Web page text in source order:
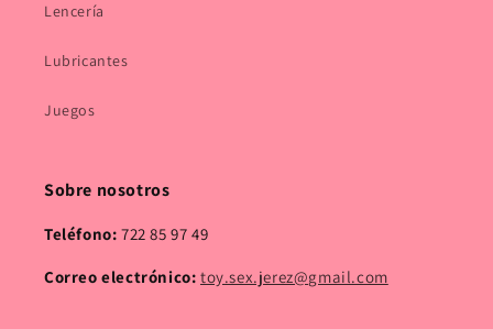
Lencería
Lubricantes
Juegos
Sobre nosotros
Teléfono: 722 85 97 49
Correo electrónico: toy.sex.jerez@gmail.com